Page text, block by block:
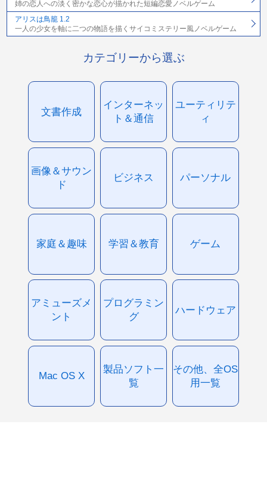
姉の恋人への淡く密かな恋心が描かれた短編恋愛ノベルゲーム
アリスは鳥籠 1.2
一人の少女を軸に二つの物語を描くサイコミステリー風ノベルゲーム
カテゴリーから選ぶ
文書作成
インターネッ
ト＆通信
ユーティリテ
ィ
画像＆サウン
ド
ビジネス パーソナル
家庭＆趣味 学習＆教育 ゲーム
アミューズメ
ント
プログラミン
グ
ハードウェア
Mac OS X
製品ソフト一
覧
その他、全OS
用一覧